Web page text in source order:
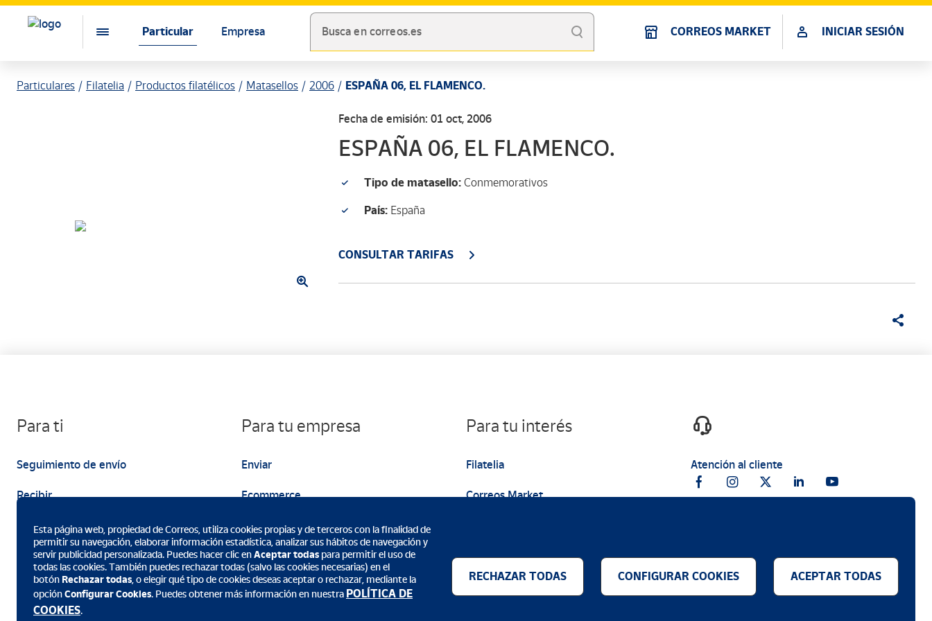
Particular Empresa Busca en correos.es CORREOS MARKET INICIAR SESIÓN
Particulares Filatelia Productos filatélicos Matasellos 2006 ESPAÑA 06, EL FLAMENCO.
Fecha de emisión: 01 oct, 2006
ESPAÑA 06, EL FLAMENCO.
Tipo de matasello: Conmemorativos
País: España
CONSULTAR TARIFAS
Para ti
Seguimiento de envío
Recibir
Enviar
Para tu empresa
Enviar
Ecommerce
Marketing
Para tu interés
Filatelia
Correos Market
Atención al cliente
Descarga la App de Correos
Esta página web, propiedad de Correos, utiliza cookies propias y de terceros con la finalidad de
permitir su navegación, elaborar información estadística, analizar sus hábitos de navegación y
servir publicidad personalizada. Puedes hacer clic enAceptar todas para permitir el uso de
todas las cookies. También puedes rechazar todas (salvo las cookies necesarias) en el
botón Rechazar todas, o elegir qué tipo de cookies deseas aceptar o rechazar, mediante la
opciónConfigurar Cookies. Puedes obtener más información en nuestra POLÍTICA DE
COOKIES.
RECHAZAR TODAS CONFIGURAR COOKIES ACEPTAR TODAS